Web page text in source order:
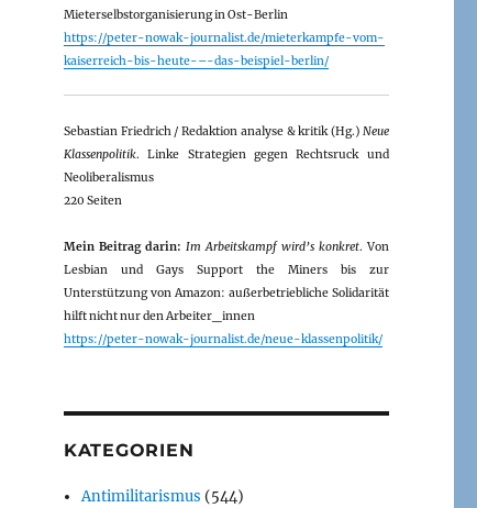
Mieterselbstorganisierung in Ost-Berlin
https://peter-nowak-journalist.de/mieterkampfe-vom-
kaiserreich-bis-heute-–-das-beispiel-berlin/
Sebastian Friedrich / Redaktion analyse & kritik (Hg.) Neue
Klassenpolitik. Linke Strategien gegen Rechtsruck und
Neoliberalismus
220 Seiten
Mein Beitrag darin: Im Arbeitskampf wird’s konkret. Von
Lesbian und Gays Support the Miners bis zur
Unterstützung von Amazon: außerbetriebliche Solidarität
hilft nicht nur den Arbeiter_innen
https://peter-nowak-journalist.de/neue-klassenpolitik/
KATEGORIEN
Antimilitarismus (544)